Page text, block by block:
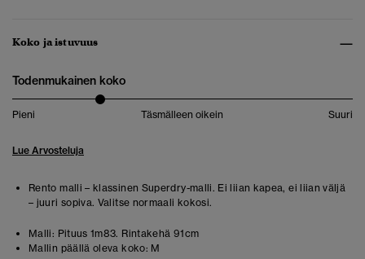
Koko ja istuvuus
Todenmukainen koko
Pieni Täsmälleen oikein Suuri
Lue Arvosteluja
Rento malli – klassinen Superdry-malli. Ei liian kapea, ei liian väljä
– juuri sopiva. Valitse normaali kokosi.
Malli: Pituus 1m83. Rintakehä 91cm
Mallin päällä oleva koko: M